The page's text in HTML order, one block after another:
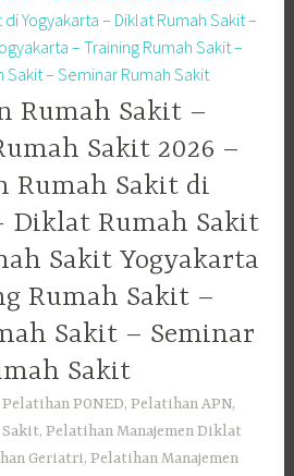
Rumah Sakit –
Sakit 2026 –
Rumah Sakit di
Diklat Rumah Sakit
Sakit Yogyakarta
Rumah Sakit –
Sakit – Seminar
Sakit
PONED, Pelatihan APN,
Pelatihan Manajemen Diklat
Geriatri, Pelatihan Manajemen